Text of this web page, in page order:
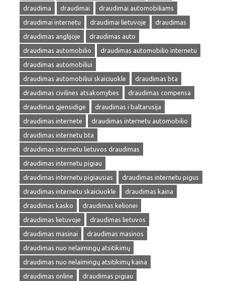
draudima
draudimai
draudimai automobiliams
draudimai internetu
draudimai lietuvoje
draudimas
draudimas anglijoje
draudimas auto
draudimas automobilio
draudimas automobilio internetu
draudimas automobiliui
draudimas automobiliui skaiciuokle
draudimas bta
draudimas civilines atsakomybes
draudimas compensa
draudimas gjensidige
draudimas i baltarusija
draudimas internete
draudimas internetu automobilio
draudimas internetu bta
draudimas internetu lietuvos draudimas
draudimas internetu pigiau
draudimas internetu pigiausias
draudimas internetu pigus
draudimas internetu skaiciuokle
draudimas kaina
draudimas kasko
draudimas kelionei
draudimas lietuvoje
draudimas lietuvos
draudimas masinai
draudimas masinos
draudimas nuo nelaimingų atsitikimų
draudimas nuo nelaimingų atsitikimų kaina
draudimas online
draudimas pigiau